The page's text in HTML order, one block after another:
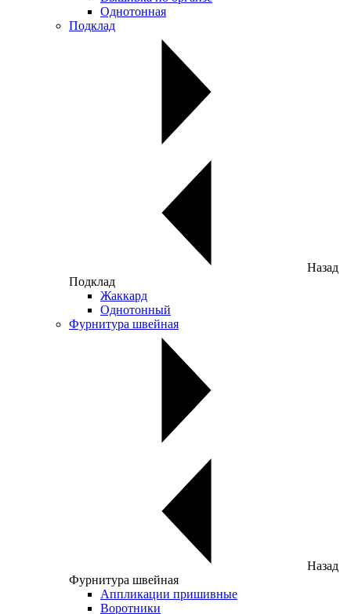
Однотонная
Подклад
Назад
Подклад
Жаккард
Однотонный
Фурнитура швейная
Назад
Фурнитура швейная
Аппликации пришивные
Воротники